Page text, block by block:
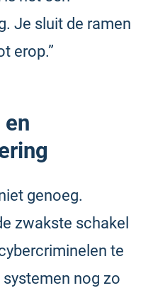
Je sluit de ramen
erop.”
genoeg.
zwakste schakel
te
nog zo